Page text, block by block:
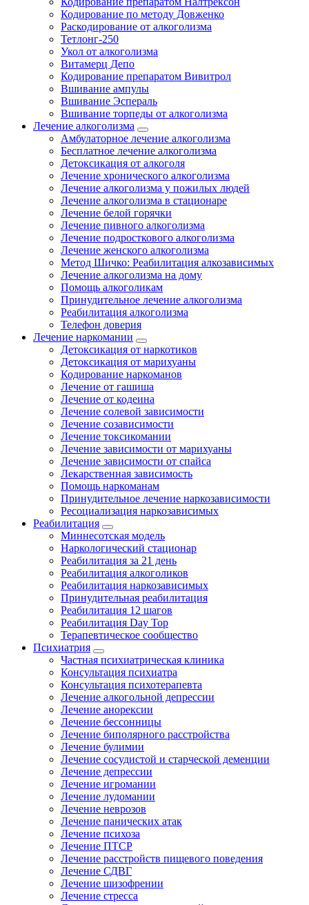
Кодирование по методу Довженко
Раскодирование от алкоголизма
Тетлонг-250
Укол от алкоголизма
Витамерц Депо
Кодирование препаратом Вивитрол
Вшивание ампулы
Вшивание Эспераль
Вшивание торпеды от алкоголизма
Лечение алкоголизма
Амбулаторное лечение алкоголизма
Бесплатное лечение алкоголизма
Детоксикация от алкоголя
Лечение хронического алкоголизма
Лечение алкоголизма у пожилых людей
Лечение алкоголизма в стационаре
Лечение белой горячки
Лечение пивного алкоголизма
Лечение подросткового алкоголизма
Лечение женского алкоголизма
Метод Шичко: Реабилитация алкозависимых
Лечение алкоголизма на дому
Помощь алкоголикам
Принудительное лечение алкоголизма
Реабилитация алкоголизма
Телефон доверия
Лечение наркомании
Детоксикация от наркотиков
Детоксикация от марихуаны
Кодирование наркоманов
Лечение от гашиша
Лечение от кодеина
Лечение солевой зависимости
Лечение созависимости
Лечение токсикомании
Лечение зависимости от марихуаны
Лечение зависимости от спайса
Лекарственная зависимость
Помощь наркоманам
Принудительное лечение наркозависимости
Ресоциализация наркозависимых
Реабилитация
Миннесотская модель
Наркологический стационар
Реабилитация за 21 день
Реабилитация алкоголиков
Реабилитация наркозависимых
Принудительная реабилитация
Реабилитация 12 шагов
Реабилитация Day Top
Терапевтическое сообщество
Психиатрия
Частная психиатрическая клиника
Консультация психиатра
Консультация психотерапевта
Лечение алкогольной депрессии
Лечение анорексии
Лечение бессонницы
Лечение биполярного расстройства
Лечение булимии
Лечение сосудистой и старческой деменции
Лечение депрессии
Лечение игромании
Лечение лудомании
Лечение неврозов
Лечение панических атак
Лечение психоза
Лечение ПТСР
Лечение расстройств пищевого поведения
Лечение СДВГ
Лечение шизофрении
Лечение стресса